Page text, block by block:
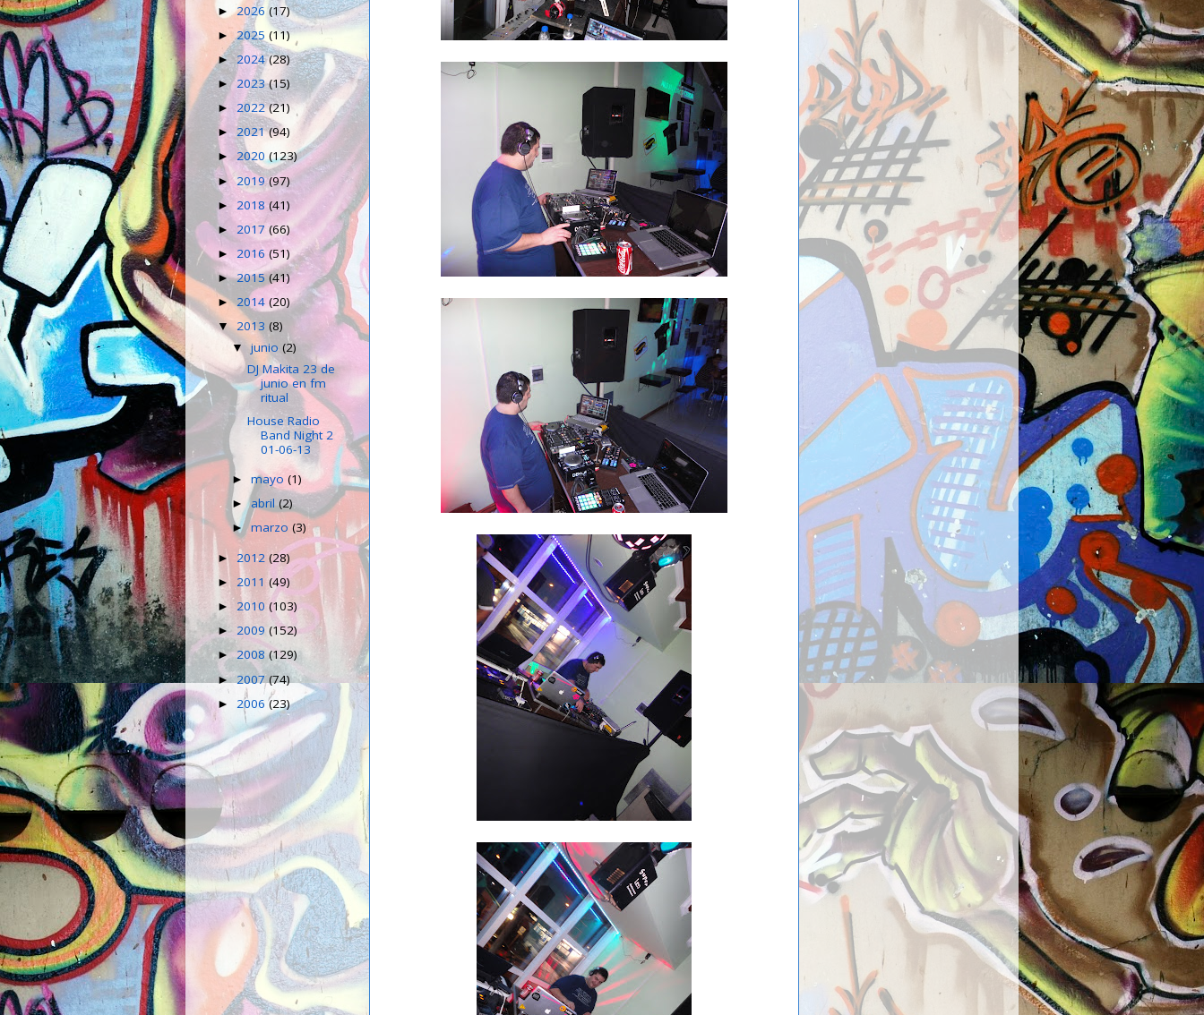
►2026 (17)
►2025 (11)
►2024(28)
►2023(15)
► 2022(21)
► 2021(94)
► 2020(123)
►2019(97)
► 2018(41)
► 2017 (66)
► 2016 (51)
►2015(41)
►2014 (20)
▼2013 (8)
▼junio(2)
DJ Makita 23 de
junio en fm
ritual
House Radio
Band Night 2
01-06-13
►mayo(1)
► abril(2)
►marzo(3)
► 2012 (28)
► 2011 (49)
► 2010 (103)
► 2009 (152)
►2008(129)
► 2007(74)
► 2006(23)